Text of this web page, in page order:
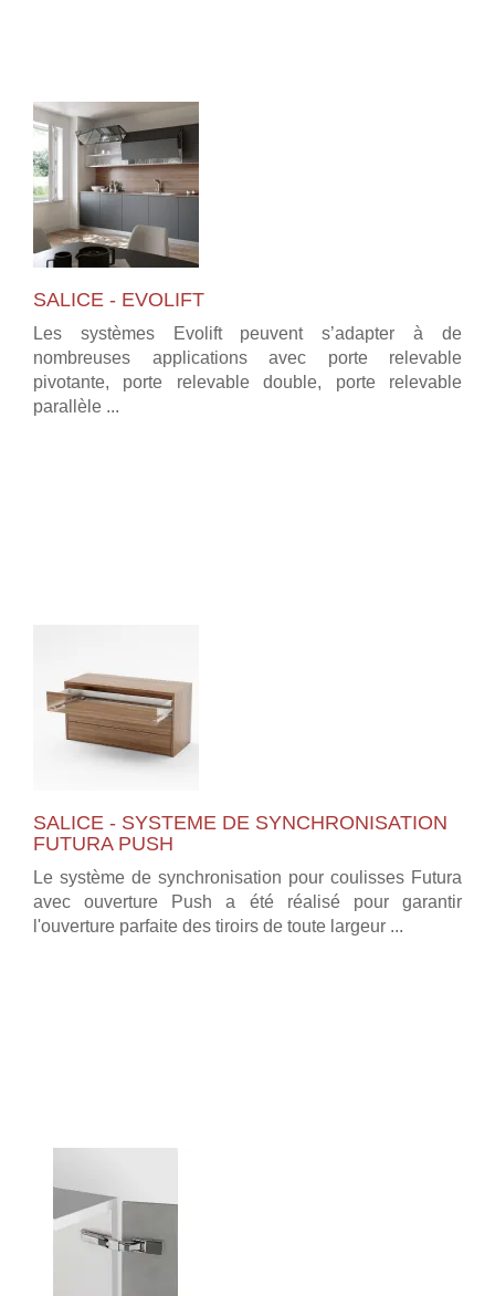
SALICE - EVOLIFT
Les systèmes Evolift peuvent s’adapter à de
nombreuses applications avec porte relevable
pivotante, porte relevable double, porte relevable
parallèle ...
SALICE - SYSTEME DE SYNCHRONISATION
FUTURA PUSH
Le système de synchronisation pour coulisses Futura
avec ouverture Push a été réalisé pour garantir
l'ouverture parfaite des tiroirs de toute largeur ...